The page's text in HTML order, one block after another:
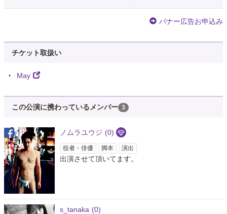
バナー広告お申込み
チケット取扱い
May
この公演に携わっているメンバー 3
ノムラユウジ (0)
役者・俳優 脚本 演出
出演させて頂いてます。
s_tanaka (0)